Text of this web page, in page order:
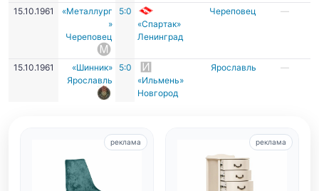
15.10.1961
«Металлург
»
Череповец
5:0
«Спартак»
Ленинград
Череповец —
15.10.1961
«Шинник»
Ярославль
5:0
«Ильмень»
Новгород
Ярославль —
реклама реклама